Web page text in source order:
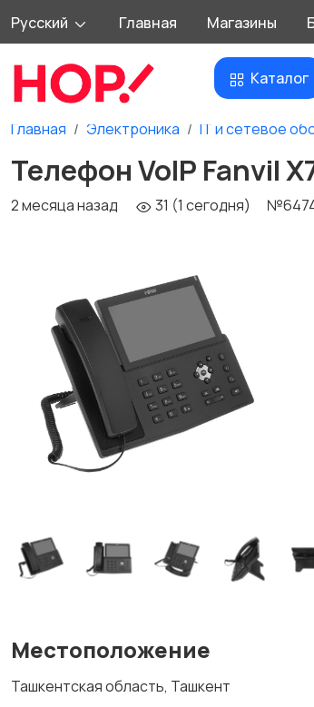
Русский Главная Магазины
Каталог
Главная Электроника IT и сетевое
Телефон VoIP Fanvil
2 месяца назад 31 (1 сегодня)
Местоположение
Ташкентская область, Ташкент